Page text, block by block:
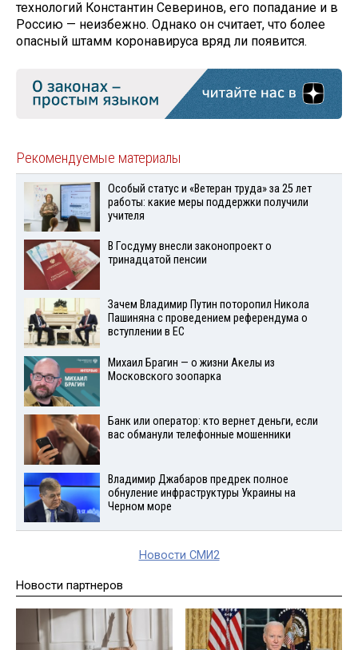
технологий Константин Северинов, его попадание и в
Россию — неизбежно. Однако он считает, что более
опасный штамм коронавируса вряд ли появится.
Рекомендуемые материалы
Особый статус и «Ветеран труда» за 25 лет
работы: какие меры поддержки получили
учителя
В Госдуму внесли законопроект о
тринадцатой пенсии
Зачем Владимир Путин поторопил Никола
Пашиняна с проведением референдума о
вступлении в ЕС
Михаил Брагин — о жизни Акелы из
Московского зоопарка
Банк или оператор: кто вернет деньги, если
вас обманули телефонные мошенники
Владимир Джабаров предрек полное
обнуление инфраструктуры Украины на
Черном море
Новости СМИ2
Новости партнеров